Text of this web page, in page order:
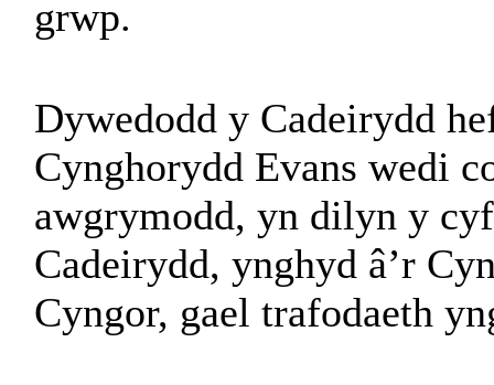
grwp.
Dywedodd y Cadeirydd
Cynghorydd Evans wedi
awgrymodd, yn dilyn y
Cadeirydd, ynghyd â’r
Cyngor, gael trafodaeth